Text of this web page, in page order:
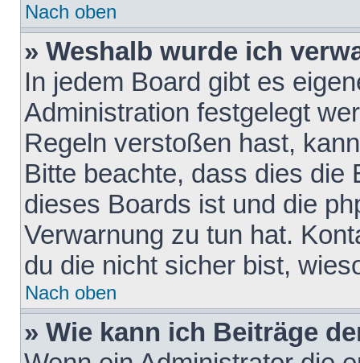
Nach oben
» Weshalb wurde ich
In jedem Board gibt es
Administration festgelegt
Regeln verstoßen hast,
Bitte beachte, dass dies die
dieses Boards ist und die
Verwarnung zu tun hat.
du die nicht sicher bist,
Nach oben
» Wie kann ich Beiträge